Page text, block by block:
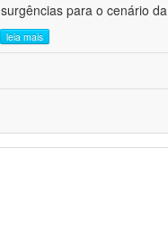
para o cenário da
leia mais